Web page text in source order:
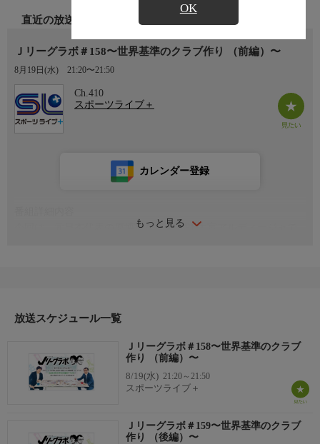
OK
直近の放送
Ｊリーグラボ＃158〜世界基準のクラブ作り （前編）〜
8月19日(水) 21:20〜21:50
Ch.410
スポーツライブ＋
もっと見る
カレンダー登録
今回は、元日本代表の原博実を迎え、RB大宮アルディージャで
放送スケジュール一覧
Ｊリーグラボ＃158〜世界基準のクラブ
作り （前編）〜
8/19(水) 21:20～21:50
スポーツライブ＋
Ｊリーグラボ＃159〜世界基準のクラブ
作り （後編）〜